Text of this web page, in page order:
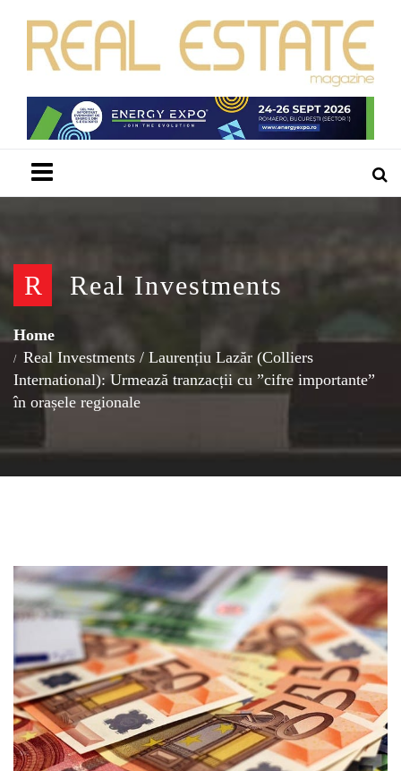
R Real Investments
Home
Real Investments / Laurențiu Lazăr (Colliers
International): Urmează tranzacții cu ”cifre importante”
în orașele regionale